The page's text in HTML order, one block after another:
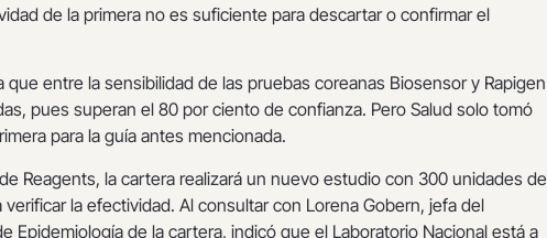
de la primera no es suficiente para descartar o confirmar el
que entre la sensibilidad de las pruebas coreanas Biosensor y Rapigen
pues superan el 80 por ciento de confianza. Pero Salud solo tomó
para la guía antes mencionada.
Reagents, la cartera realizará un nuevo estudio con 300 unidades de
verificar la efectividad. Al consultar con Lorena Gobern, jefa del
Epidemiología de la cartera, indicó que el Laboratorio Nacional está a